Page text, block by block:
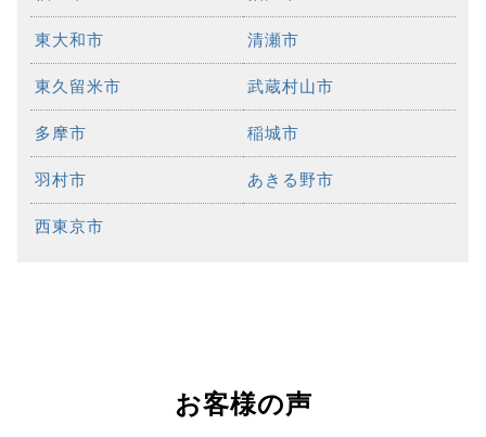
東大和市 清瀬市
東久留米市 武蔵村山市
多摩市 稲城市
羽村市 あきる野市
西東京市
お客様の声